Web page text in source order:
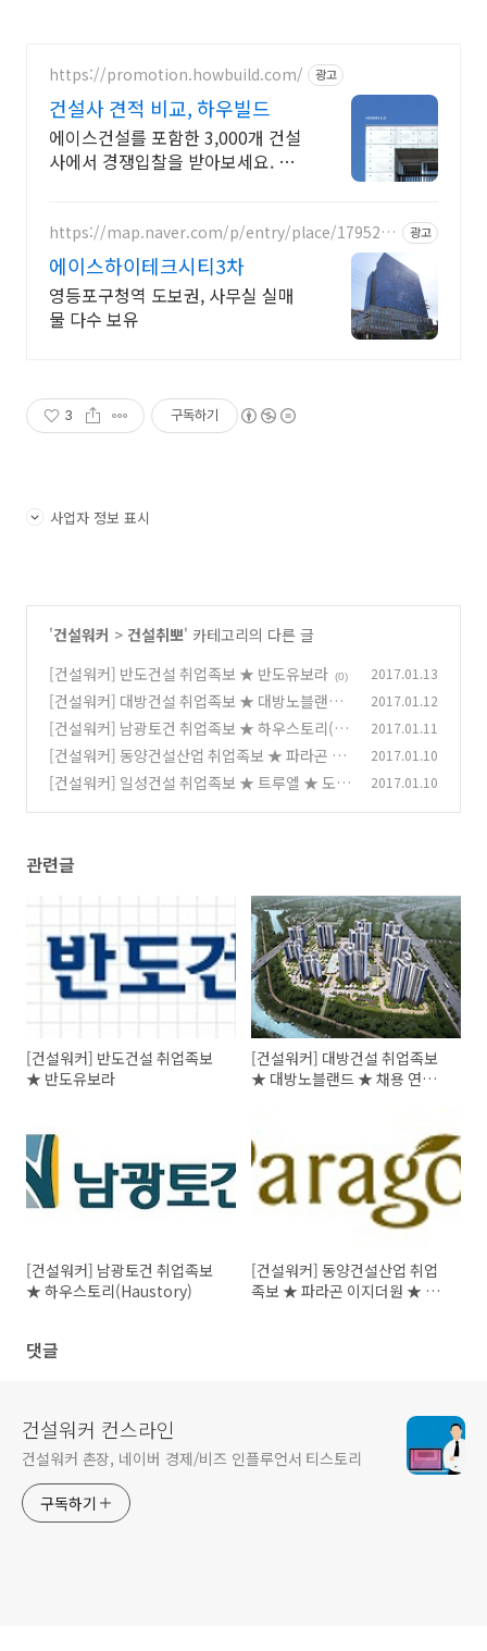
https://promotion.howbuild.com/ 광고
건설사 견적 비교, 하우빌드
에이스건설를 포함한 3,000개 건설
사에서 경쟁입찰을 받아보세요. 하
https://map.naver.com/p/entry/place/1795254
광고
에이스하이테크시티3차
영등포구청역 도보권, 사무실 실매
물 다수 보유
3 구독하기
사업자 정보 표시
'건설워커 > 건설취뽀' 카테고리의 다른 글
[건설워커] 반도건설 취업족보 ★ 반도유보라 (0) 2017.01.13
[건설워커] 대방건설 취업족보 ★ 대방노블랜드
★ 채용 연봉 면접정보
(0)
2017.01.12
[건설워커] 남광토건 취업족보 ★ 하우스토리(H
austory)
(0)
2017.01.11
[건설워커] 동양건설산업 취업족보 ★ 파라곤 이
지더원 ★ 건설명가 재건박차
(0)
2017.01.10
[건설워커] 일성건설 취업족보 ★ 트루엘 ★ 도급
2017.01.10
관련글
[건설워커] 반도건설 취업족보
★ 반도유보라
[건설워커] 대방건설 취업족보
★ 대방노블랜드 ★ 채용 연봉
[건설워커] 남광토건 취업족보
★ 하우스토리(Haustory)
[건설워커] 동양건설산업 취업
족보 ★ 파라곤 이지더원 ★ 건
댓글
건설워커 컨스라인
건설워커 촌장, 네이버 경제/비즈 인플루언서 티스토리
구독하기